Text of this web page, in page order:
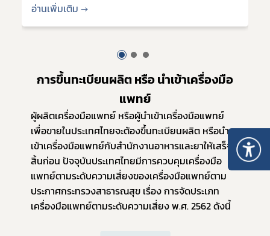
อ่านเพิ่มเติม →
การขึ้นทะเบียนผลิต หรือ นำเข้าเครื่องมือ
แพทย์
ผู้ผลิตเครื่องมือแพทย์ หรือผู้นำเข้าเครื่องมือแพทย์
เพื่อขายในประเทศไทยจะต้องขึ้นทะเบียนผลิต หรือนำ
เข้าเครื่องมือแพทย์กับสำนักงานอาหารและยาให้เสร็จ
สิ้นก่อน ปัจจุบันประเทศไทยมีการควบคุมเครื่องมือ
แพทย์ตามระดับความเสี่ยงของเครื่องมือแพทย์ตาม
ประกาศกระทรวงสาธารณสุข เรื่อง การจัดประเภท
เครื่องมือแพทย์ตามระดับความเสี่ยง พ.ศ. 2562 ดังนี้